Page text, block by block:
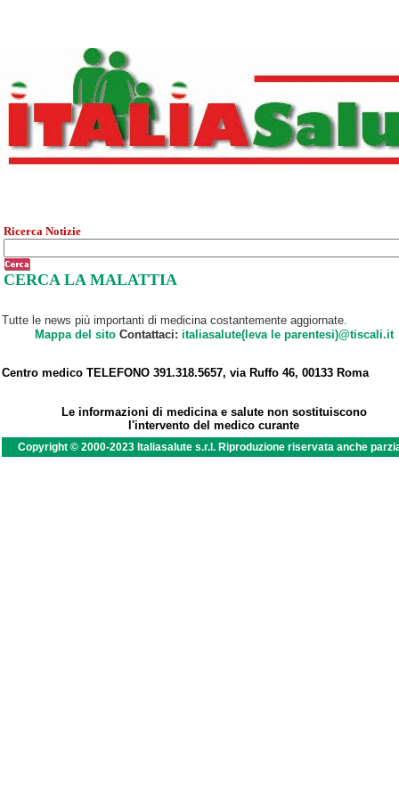
Ricerca Notizie
CERCA LA MALATTIA
Tutte le news più importanti di medicina costantemente aggiornate.
Mappa del sitoContattaci: italiasalute(leva le parentesi)@tiscali.it
Centro medico TELEFONO 391.318.5657, via Ruffo 46, 00133 Roma
Le informazioni di medicina e salute non sostituiscono
l'intervento del medico curante
Copyright © 2000-2023 Italiasalute s.r.l. Riproduzione riservata anche